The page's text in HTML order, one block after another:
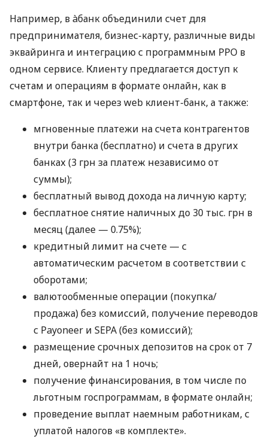
Например, в àбанк объединили счет для
предпринимателя, бизнес-карту, различные виды
эквайринга и интеграцию с программным РРО в
одном сервисе. Клиенту предлагается доступ к
счетам и операциям в формате онлайн, как в
смартфоне, так и через web клиент-банк, а также:
мгновенные платежи на счета контрагентов
внутри банка (бесплатно) и счета в других
банках (3 грн за платеж независимо от
суммы);
бесплатный вывод дохода на личную карту;
бесплатное снятие наличных до 30 тыс. грн в
месяц (далее — 0.75%);
кредитный лимит на счете — с
автоматическим расчетом в соответствии с
оборотами;
валютообменные операции (покупка/
продажа) без комиссий, получение переводов
с Payoneer и SEPA (без комиссий);
размещение срочных депозитов на срок от 7
дней, овернайт на 1 ночь;
получение финансирования, в том числе по
льготным госпрограммам, в формате онлайн;
проведение выплат наемным работникам, с
уплатой налогов «в комплекте».